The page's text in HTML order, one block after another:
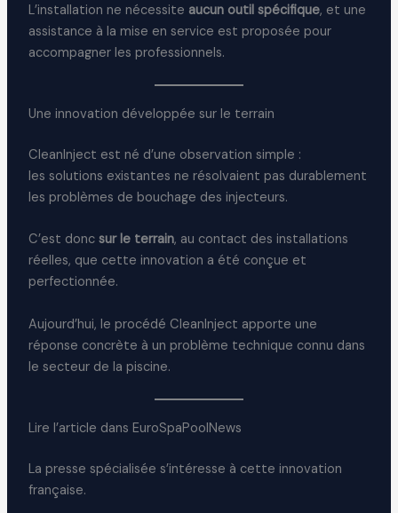
L’installation ne nécessite aucun outil spécifique, et une
assistance à la mise en service est proposée pour
accompagner les professionnels.
Une innovation développée sur le terrain
CleanInject est né d’une observation simple :
les solutions existantes ne résolvaient pas durablement
les problèmes de bouchage des injecteurs.
C’est donc sur le terrain, au contact des installations
réelles, que cette innovation a été conçue et
perfectionnée.
Aujourd’hui, le procédé CleanInject apporte une
réponse concrète à un problème technique connu dans
le secteur de la piscine.
Lire l’article dans EuroSpaPoolNews
La presse spécialisée s’intéresse à cette innovation
française.